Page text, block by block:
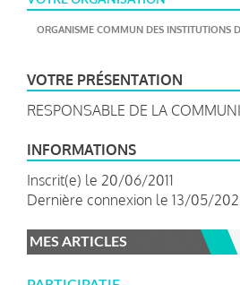
ORGANISME COMMUN DES INSTITUTIONS
VOTRE PRÉSENTATION
RESPONSABLE DE LA
INFORMATIONS
Inscrit(e) le 20/06/2011
Dernière connexion le 13/05/
MES ARTICLES